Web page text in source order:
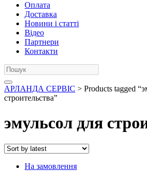
Оплата
Доставка
Новини і статті
Відео
Партнери
Контакти
АРЛАНДА СЕРВІС > Products tagged
строительства”
эмульсол для
На замовлення